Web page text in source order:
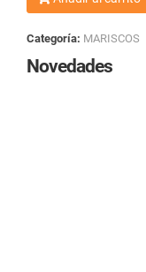
Categoría: MARISCOS
Novedades